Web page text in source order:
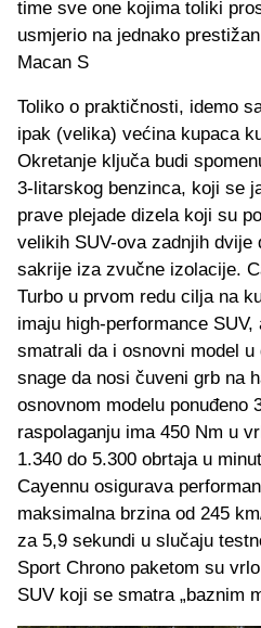
time sve one kojima toliki
usmjerio na jednako
Macan S
Toliko o praktičnosti, idemo
ipak (velika) većina kupaca
Okretanje ključa budi
3-litarskog benzinca, koji se
prave plejade dizela koji su
velikih SUV-ova zadnjih dvije
sakrije iza zvučne izolacije.
Turbo u prvom redu cilja na
imaju high-performance
smatrali da i osnovni model
snage da nosi čuveni grb na
osnovnom modelu ponuđeno
raspolaganju ima 450 Nm u
1.340 do 5.300 obrtaja u
Cayennu osigurava
maksimalna brzina od 245
za 5,9 sekundi u slučaju
Sport Chrono paketom su
SUV koji se smatra „baznim